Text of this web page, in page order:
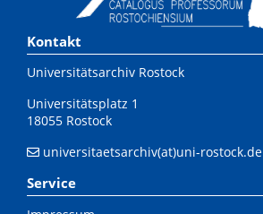
Kontakt
Universitätsarchiv Rostock
Universitätsplatz 1
18055 Rostock
universitaetsarchiv(at)uni-rostock.de
Service